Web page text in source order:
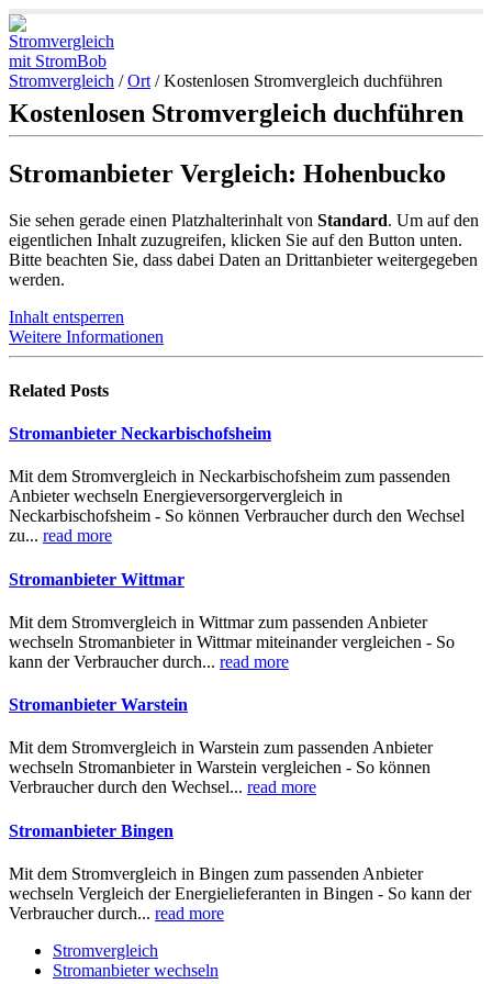
Stromvergleich /Ort /Kostenlosen Stromvergleich duchführen
Kostenlosen Stromvergleich duchführen
Stromanbieter Vergleich: Hohenbucko
Sie sehen gerade einen Platzhalterinhalt von Standard. Um auf den
eigentlichen Inhalt zuzugreifen, klicken Sie auf den Button unten.
Bitte beachten Sie, dass dabei Daten an Drittanbieter weitergegeben
werden.
Inhalt entsperren
Weitere Informationen
Related Posts
Stromanbieter Neckarbischofsheim
Mit dem Stromvergleich in Neckarbischofsheim zum passenden
Anbieter wechseln Energieversorgervergleich in
Neckarbischofsheim - So können Verbraucher durch den Wechsel
zu... read more
Stromanbieter Wittmar
Mit dem Stromvergleich in Wittmar zum passenden Anbieter
wechseln Stromanbieter in Wittmar miteinander vergleichen - So
kann der Verbraucher durch... read more
Stromanbieter Warstein
Mit dem Stromvergleich in Warstein zum passenden Anbieter
wechseln Stromanbieter in Warstein vergleichen - So können
Verbraucher durch den Wechsel... read more
Stromanbieter Bingen
Mit dem Stromvergleich in Bingen zum passenden Anbieter
wechseln Vergleich der Energielieferanten in Bingen - So kann der
Verbraucher durch... read more
Stromvergleich
Stromanbieter wechseln